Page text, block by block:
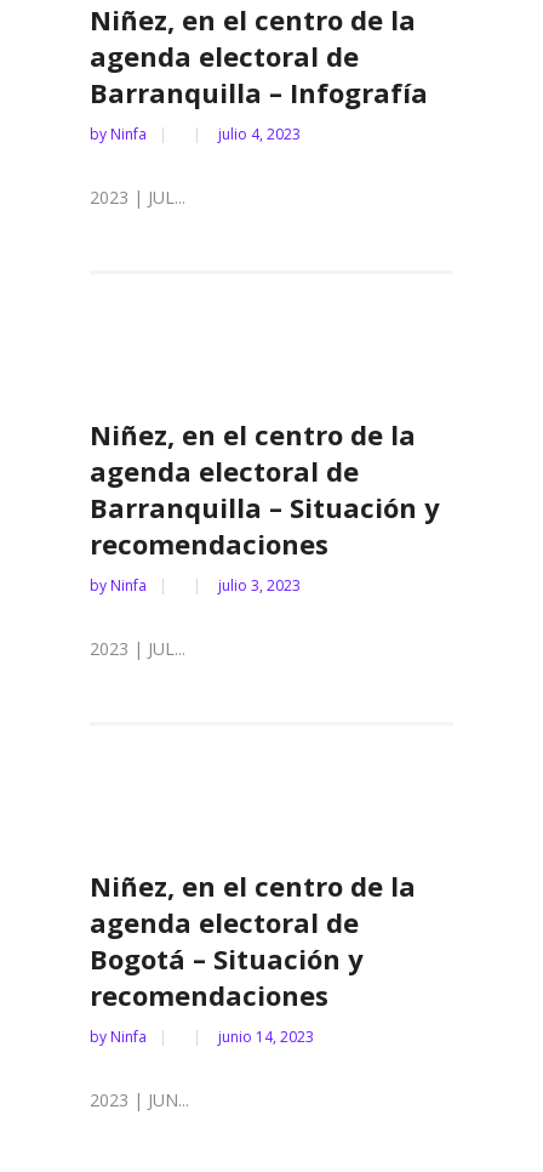
Niñez, en el centro de la
agenda electoral de
Barranquilla – Infografía
by Ninfa julio 4, 2023
2023 | JUL...
Niñez, en el centro de la
agenda electoral de
Barranquilla – Situación y
recomendaciones
by Ninfa julio 3, 2023
2023 | JUL...
Niñez, en el centro de la
agenda electoral de
Bogotá – Situación y
recomendaciones
by Ninfa junio 14, 2023
2023 | JUN...